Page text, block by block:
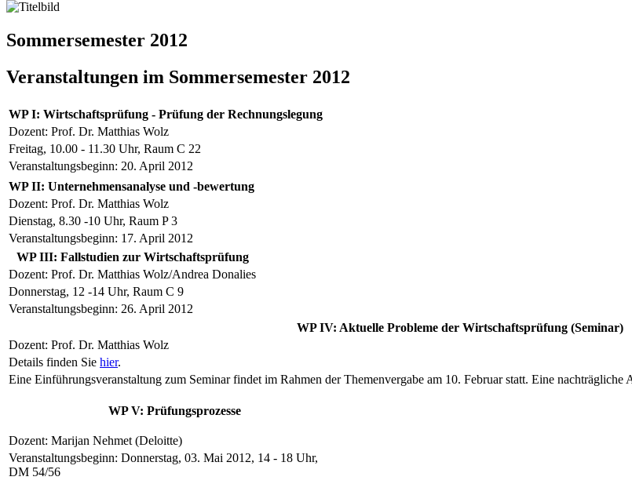
Sommersemester 2012
Veranstaltungen im Sommersemester 2012
WP I: Wirtschaftsprüfung - Prüfung der Rechnungslegung
Dozent: Prof. Dr. Matthias Wolz
Freitag, 10.00 - 11.30 Uhr, Raum C 22
Veranstaltungsbeginn: 20. April 2012
WP II: Unternehmensanalyse und -bewertung
Dozent: Prof. Dr. Matthias Wolz
Dienstag, 8.30 -10 Uhr, Raum P 3
Veranstaltungsbeginn: 17. April 2012
WP III: Fallstudien zur Wirtschaftsprüfung
Dozent: Prof. Dr. Matthias Wolz/Andrea Donalies
Donnerstag, 12 -14 Uhr, Raum C 9
Veranstaltungsbeginn: 26. April 2012
WP IV: Aktuelle Probleme der Wirtschaftsprüfung (Seminar)
Dozent: Prof. Dr. Matthias Wolz
Details finden Sie hier.
Eine Einführungsveranstaltung zum Seminar findet im Rahmen der Themenvergabe am 10. Februar statt. Eine
WP V: Prüfungsprozesse
Dozent: Marijan Nehmet (Deloitte)
Veranstaltungsbeginn: Donnerstag, 03. Mai 2012, 14 - 18 Uhr,
DM 54/56